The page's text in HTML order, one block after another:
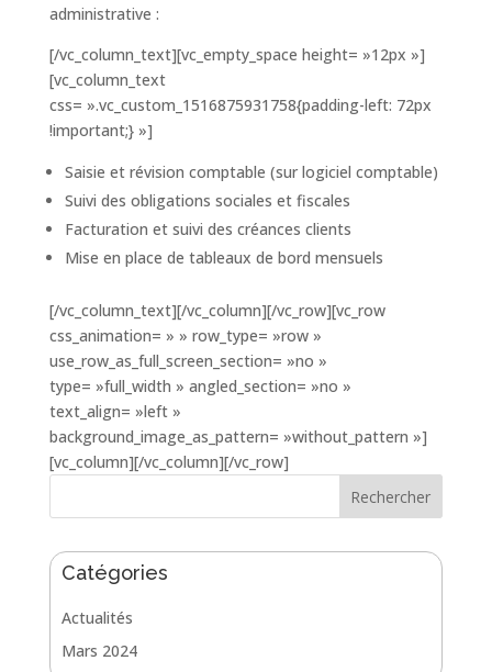
administrative :
[/vc_column_text][vc_empty_space height= »12px »]
[vc_column_text
css= ».vc_custom_1516875931758{padding-left: 72px
!important;} »]
Saisie et révision comptable (sur logiciel comptable)
Suivi des obligations sociales et fiscales
Facturation et suivi des créances clients
Mise en place de tableaux de bord mensuels
[/vc_column_text][/vc_column][/vc_row][vc_row
css_animation= » » row_type= »row »
use_row_as_full_screen_section= »no »
type= »full_width » angled_section= »no »
text_align= »left »
background_image_as_pattern= »without_pattern »]
[vc_column][/vc_column][/vc_row]
Catégories
Actualités
Mars 2024